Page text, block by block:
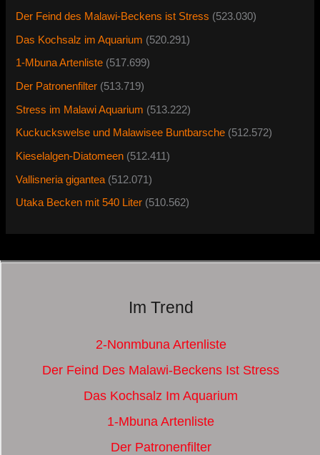
Der Feind des Malawi-Beckens ist Stress (523.030)
Das Kochsalz im Aquarium (520.291)
1-Mbuna Artenliste (517.699)
Der Patronenfilter (513.719)
Stress im Malawi Aquarium (513.222)
Kuckuckswelse und Malawisee Buntbarsche (512.572)
Kieselalgen-Diatomeen (512.411)
Vallisneria gigantea (512.071)
Utaka Becken mit 540 Liter (510.562)
Im Trend
2-Nonmbuna Artenliste
Der Feind Des Malawi-Beckens Ist Stress
Das Kochsalz Im Aquarium
1-Mbuna Artenliste
Der Patronenfilter